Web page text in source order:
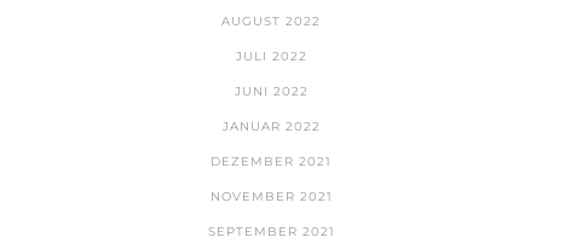
AUGUST 2022
JULI 2022
JUNI 2022
JANUAR 2022
DEZEMBER 2021
NOVEMBER 2021
SEPTEMBER 2021